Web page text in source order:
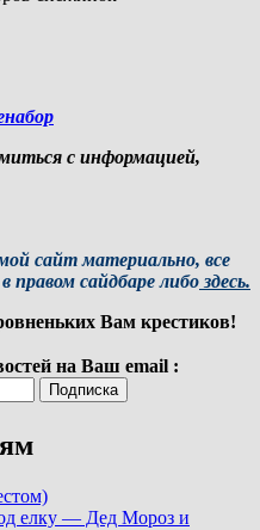
с информацией,
сайт материально, все
сайдбаре либоздесь.
Вам крестиков!
на Ваш email :
елку — Дед Мороз и